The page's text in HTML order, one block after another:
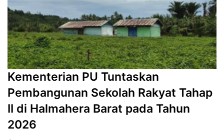
Kementerian PU Tuntaskan
Pembangunan Sekolah Rakyat Tahap
II di Halmahera Barat pada Tahun
2026